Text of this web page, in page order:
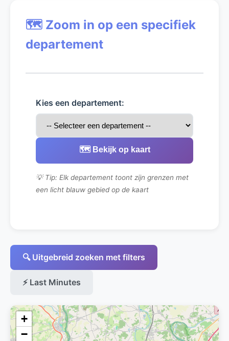
🗺️ Zoom in op een specifiek
departement
Kies een departement:
🗺️ Bekijk op kaart
💡 Tip: Elk departement toont zijn grenzen met
een licht blauw gebied op de kaart
🔍 Uitgebreid zoeken met filters
⚡ Last Minutes
+
−